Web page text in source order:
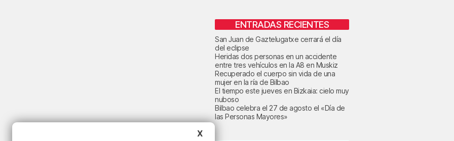
ENTRADAS RECIENTES
San Juan de Gaztelugatxe cerrará el día
del eclipse
Heridas dos personas en un accidente
entre tres vehículos en la A8 en Muskiz
Recuperado el cuerpo sin vida de una
mujer en la ría de Bilbao
El tiempo este jueves en Bizkaia: cielo muy
nuboso
Bilbao celebra el 27 de agosto el «Día de
las Personas Mayores»
X